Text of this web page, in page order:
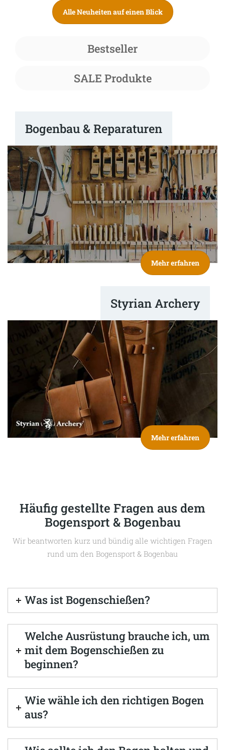
Alle Neuheiten auf einen Blick
Bestseller
SALE Produkte
Bogenbau & Reparaturen
Mehr erfahren
Styrian Archery
Mehr erfahren
Häufig gestellte Fragen aus dem
Bogensport & Bogenbau
Wir beantworten kurz und bündig alle wichtigen Fragen
rund um den Bogensport & Bogenbau
Was ist Bogenschießen?
Welche Ausrüstung brauche ich, um
mit dem Bogenschießen zu
beginnen?
Wie wähle ich den richtigen Bogen
aus?